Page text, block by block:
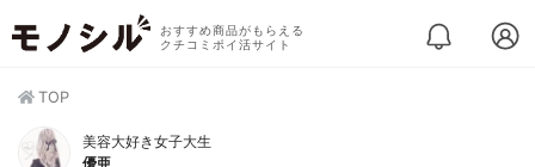
おすすめ商品がもらえる
クチコミポイ活サイト
TOP
美容大好き女子大生
優亜